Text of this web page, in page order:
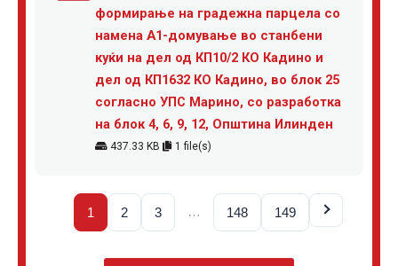
формирање на градежна парцела со
намена А1-домување во станбени
куќи на дел од КП10/2 КО Кадино и
дел од КП1632 КО Кадино, во блок 25
согласно УПС Марино, со разработка
на блок 4, 6, 9, 12, Општина Илинден
437.33 KB 1 file(s)
1 2 3 … 148 149